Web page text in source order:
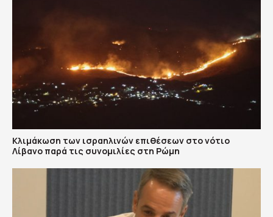
Κλιμάκωση των ισραηλινών επιθέσεων στο νότιο
Λίβανο παρά τις συνομιλίες στη Ρώμη